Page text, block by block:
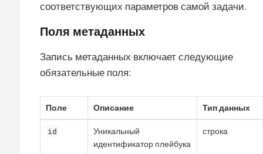
соответствующих параметров самой задачи.
Поля метаданных
Запись метаданных включает следующие
обязательные поля:
Поле Описание Тип данных
id
Уникальный
идентификатор плейбука
строка